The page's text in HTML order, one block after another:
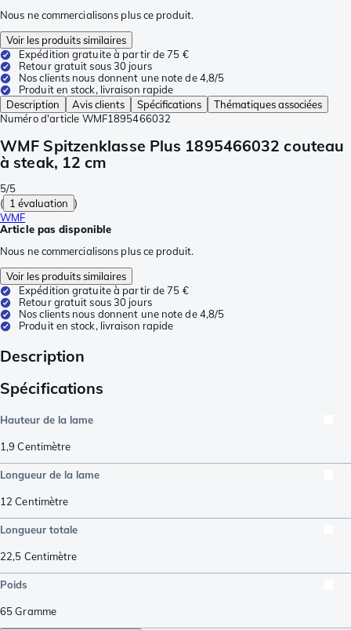
Nous ne commercialisons plus ce produit.
Voir les produits similaires
Expédition gratuite à partir de 75 €
Retour gratuit sous 30 jours
Nos clients nous donnent une note de 4,8/5
Produit en stock, livraison rapide
Description
Avis clients Spécifications
Thématiques associées
Numéro d'article WMF1895466032
WMF Spitzenklasse Plus 1895466032 couteau
à steak, 12 cm
5/5
( 1 évaluation )
WMF
Article pas disponible
Nous ne commercialisons plus ce produit.
Voir les produits similaires
Expédition gratuite à partir de 75 €
Retour gratuit sous 30 jours
Nos clients nous donnent une note de 4,8/5
Produit en stock, livraison rapide
Description
Spécifications
Hauteur de la lame
1,9 Centimètre
Longueur de la lame
12 Centimètre
Longueur totale
22,5 Centimètre
Poids
65Gramme